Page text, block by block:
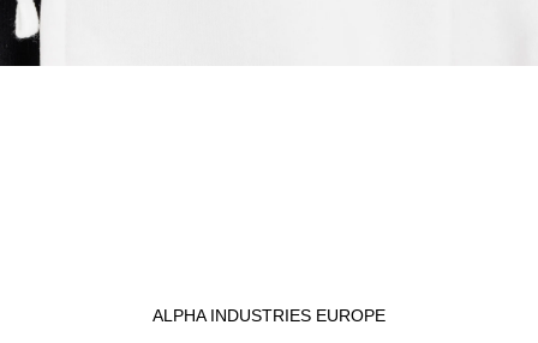
ALPHA INDUSTRIES EUROPE